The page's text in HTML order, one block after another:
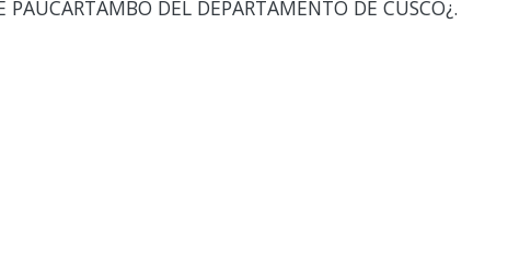
PAUCARTAMBO DEL DEPARTAMENTO DE CUSCO¿.